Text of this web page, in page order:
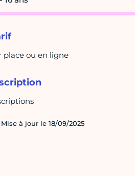
place ou en ligne
Mise à jour le 18/09/2025